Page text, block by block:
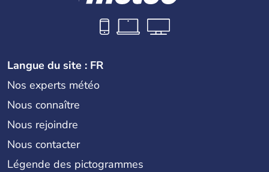
Langue du site : FR
Nos experts météo
Nous connaître
Nous rejoindre
Nous contacter
Légende des pictogrammes